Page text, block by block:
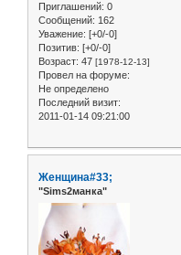
Приглашений: 0
Сообщений: 162
Уважение: [+0/-0]
Позитив: [+0/-0]
Возраст: 47 [1978-12-13]
Провел на форуме:
Не определено
Последний визит:
2011-01-14 09:21:00
Женщина#33;
"Sims2манка"